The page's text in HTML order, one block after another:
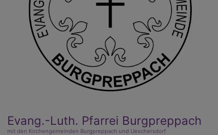
Evang.-Luth. Pfarrei Burgpreppach
mit den Kirchengemeinden Burgpreppach und Ueschersdorf